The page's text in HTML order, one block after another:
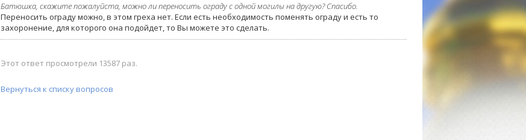
Батюшка, скажите пожалуйста, можно ли переносить ограду с одной могилы на другую? Спасибо.
Переносить ограду можно, в этом греха нет. Если есть необходимость поменять ограду и есть то
захоронение, для которого она подойдет, то Вы можете это сделать.
Этот ответ просмотрели 13587 раз.
Вернуться к списку вопросов